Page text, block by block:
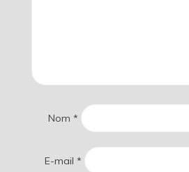
Nom *
E-mail *